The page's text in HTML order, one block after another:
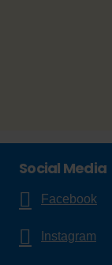
Social Media
Facebook
Instagram